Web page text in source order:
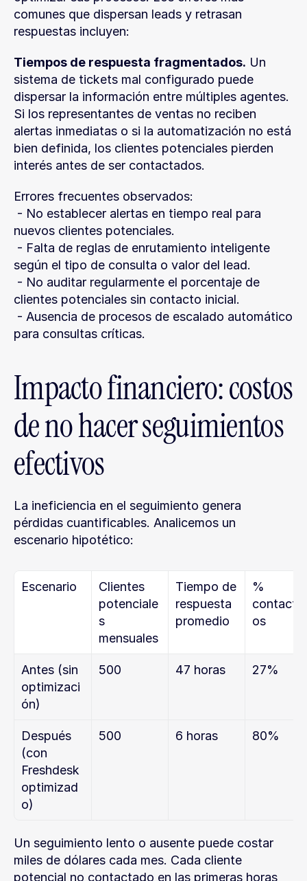
comunes que dispersan leads y retrasan
respuestas incluyen:
Tiempos de respuesta fragmentados. Un
sistema de tickets mal configurado puede
dispersar la información entre múltiples agentes.
Si los representantes de ventas no reciben
alertas inmediatas o si la automatización no está
bien definida, los clientes potenciales pierden
interés antes de ser contactados.
Errores frecuentes observados:
nuevos clientes potenciales.
según el tipo de consulta o valor del lead.
clientes potenciales sin contacto inicial.
para consultas críticas.
Impacto financiero: costos
de no hacer seguimientos
efectivos
La ineficiencia en el seguimiento genera
pérdidas cuantificables. Analicemos un
escenario hipotético:
Escenario
Clientes
potenciale
s
mensuales
Tiempo de
respuesta
promedio
%
os
Antes (sin
optimizaci
ón)
500 47 horas 27%
Después
(con
Freshdesk
optimizad
o)
500 6 horas 80%
Un seguimiento lento o ausente puede costar
miles de dólares cada mes. Cada cliente
potencial no contactado en las primeras horas